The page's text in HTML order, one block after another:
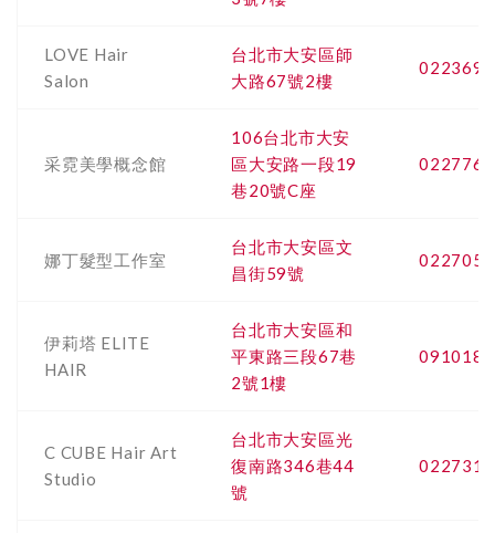
LOVE Hair
Salon
台北市大安區師
大路67號2樓
采霓美學概念館
106台北市大安
區大安路一段19
巷20號C座
娜丁髮型工作室
台北市大安區文
昌街59號
伊莉塔 ELITE
HAIR
台北市大安區和
平東路三段67巷
2號1樓
C CUBE Hair Art
Studio
台北市大安區光
復南路346巷44
號